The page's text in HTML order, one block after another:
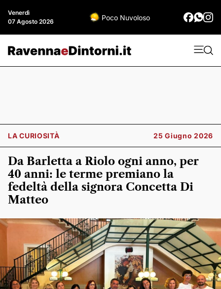
Venerdì
07 Agosto 2026
Poco Nuvoloso
LA CURIOSITÀ 25 Giugno 2026
Da Barletta a Riolo ogni anno, per
40 anni: le terme premiano la
fedeltà della signora Concetta Di
Matteo